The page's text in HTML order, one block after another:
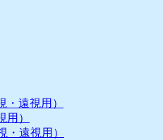
・遠視用）
）
・遠視用）